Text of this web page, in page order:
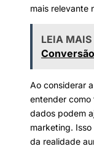
mais relevante
LEIA MAIS
Ao considerar
entender como
dados podem
marketing.
da realidade